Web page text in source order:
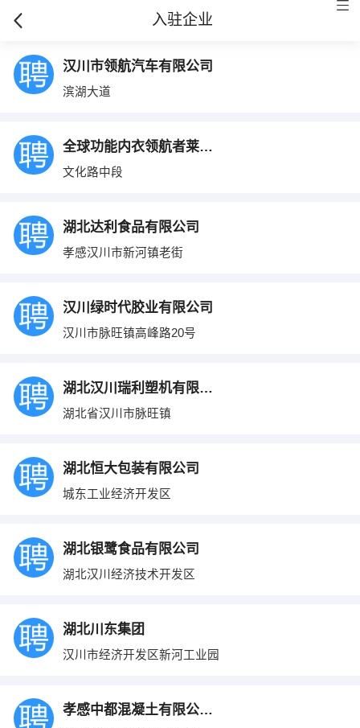
入驻企业
汉川市领航汽车有限公司
滨湖大道
全球功能内衣领航者莱特妮丝
文化路中段
湖北达利食品有限公司
孝感汉川市新河镇老街
汉川绿时代胶业有限公司
汉川市脉旺镇高峰路20号
湖北汉川瑞利塑机有限公司
湖北省汉川市脉旺镇
湖北恒大包装有限公司
城东工业经济开发区
湖北银鹭食品有限公司
湖北汉川经济技术开发区
湖北川东集团
汉川市经济开发区新河工业园
孝感中都混凝土有限公司汉川分公司